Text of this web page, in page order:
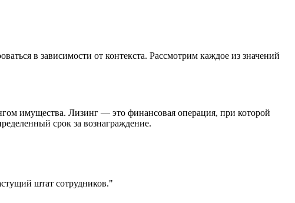
в зависимости от контекста. Рассмотрим каждое из значений
имущества. Лизинг — это финансовая операция, при которой
срок за вознаграждение.
штат сотрудников."